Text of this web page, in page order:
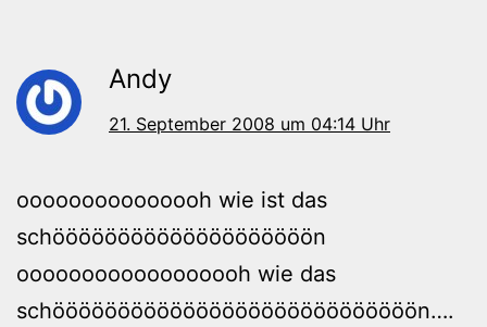
Andy
21. September 2008 um 04:14 Uhr
ooooooooooooooh wie ist das
schöööööööööööööööööööön
oooooooooooooooooh wie das
schöööööööööööööööööööööööööööön….